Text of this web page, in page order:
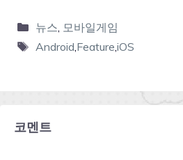
뉴스, 모바일게임
Android,Feature,iOS
코멘트